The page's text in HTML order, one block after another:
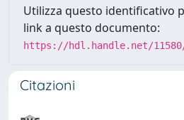
Utilizza questo identificativo
link a questo documento:
https://hdl.handle.net/11580/
Citazioni